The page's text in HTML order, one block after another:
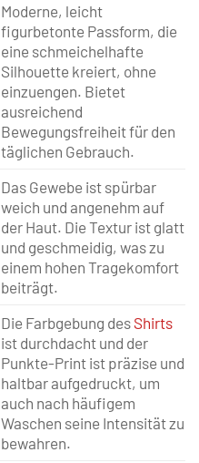
Moderne, leicht
figurbetonte Passform, die
eine schmeichelhafte
Silhouette kreiert, ohne
einzuengen. Bietet
ausreichend
Bewegungsfreiheit für den
täglichen Gebrauch.
Das Gewebe ist spürbar
weich und angenehm auf
der Haut. Die Textur ist glatt
und geschmeidig, was zu
einem hohen Tragekomfort
beiträgt.
Die Farbgebung des Shirts
ist durchdacht und der
Punkte-Print ist präzise und
haltbar aufgedruckt, um
auch nach häufigem
Waschen seine Intensität zu
bewahren.